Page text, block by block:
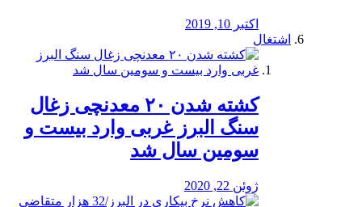
اکتبر 10, 2019
اشتغال
کشته شدن ۲۰ معدنچی زغال
سنگ البرز غربی وارد بیست و
سومین سال شد
ژوئن 22, 2020